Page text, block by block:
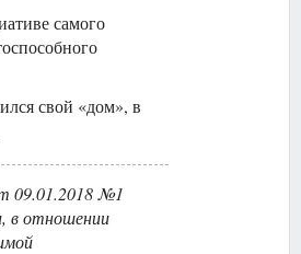
самого
свой «дом», в
09.01.2018 №1
в отношении